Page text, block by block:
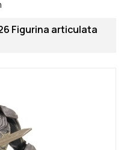
Figurina articulata